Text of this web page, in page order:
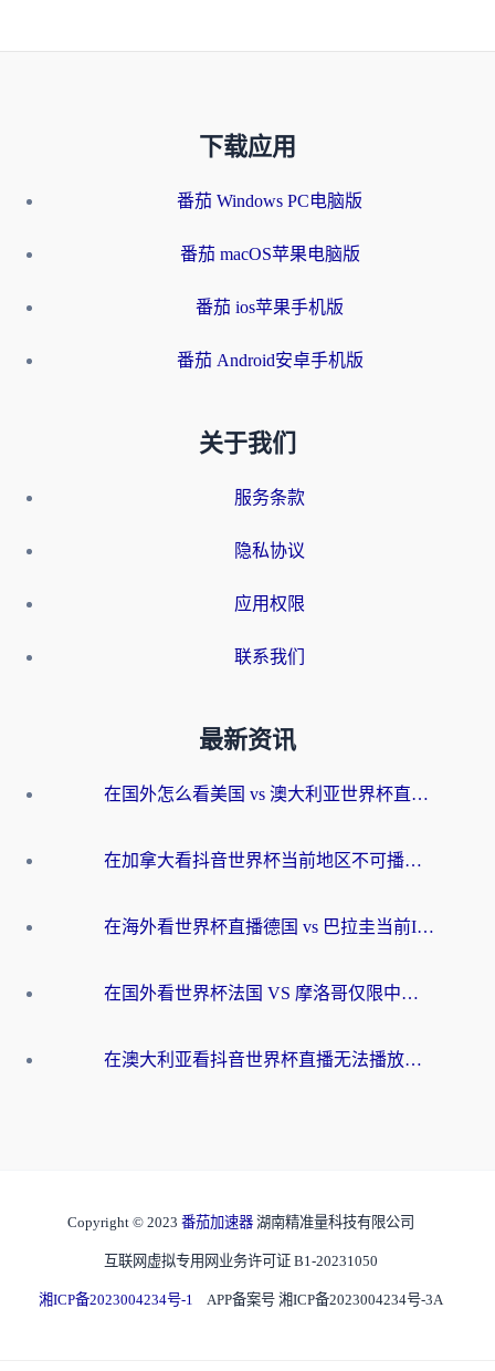
下载应用
番茄 Windows PC电脑版
番茄 macOS苹果电脑版
番茄 ios苹果手机版
番茄 Android安卓手机版
关于我们
服务条款
隐私协议
应用权限
联系我们
最新资讯
在国外怎么看美国 vs 澳大利亚世界杯直播？海外党必藏的中文解说观赛指南
在加拿大看抖音世界杯当前地区不可播放？海外党体育观赛终极指南
在海外看世界杯直播德国 vs 巴拉圭当前IP受限制？这篇指南帮你轻松解决地区限制
在国外看世界杯法国 VS 摩洛哥仅限中国大陆？别让地域限制拦下你的欢呼
在澳大利亚看抖音世界杯直播无法播放？海外党体育观赛终极指南来了！
Copyright © 2023 番茄加速器 湖南精准量科技有限公司
互联网虚拟专用网业务许可证 B1-20231050
湘ICP备2023004234号-1 APP备案号 湘ICP备2023004234号-3A